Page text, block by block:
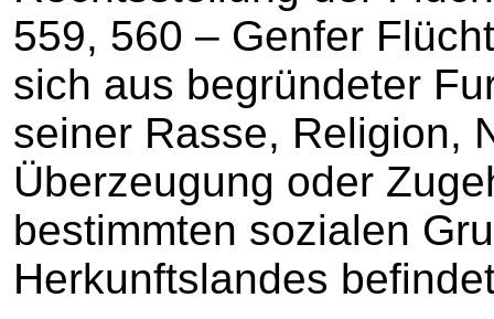
559, 560 – Genfer
sich aus begründeter
seiner Rasse, Religion,
Überzeugung oder
bestimmten sozialen
Herkunftslandes